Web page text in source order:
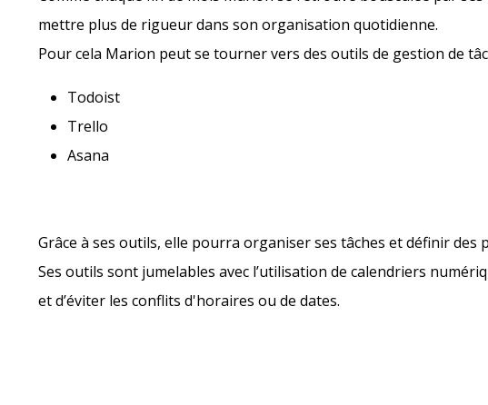
mettre plus de rigueur dans son organisation quotidienne.
Pour cela Marion peut se tourner vers des outils de gestion de
Todoist
Trello
Asana
Grâce à ses outils, elle pourra organiser ses tâches et définir
Ses outils sont jumelables avec l’utilisation de calendriers
et d’éviter les conflits d'horaires ou de dates.